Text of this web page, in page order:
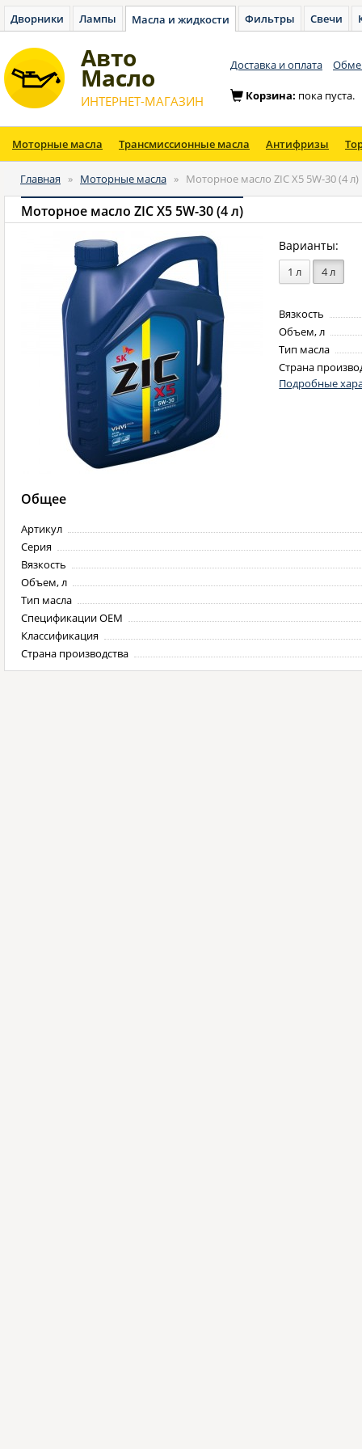
Дворники Лампы Масла и жидкости Фильтры Свечи
Авто
Масло
ИНТЕРНЕТ-МАГАЗИН
Доставка и оплата
Корзина: пока пуста.
Моторные масла Трансмиссионные масла Антифризы
Главная » Моторные масла » Моторное масло ZIC X5 5W-30 (4 л)
Моторное масло ZIC X5 5W-30 (4 л)
Варианты:
1 л 4 л
Вязкость
Объем, л
Тип масла
Страна
Подробные
Общее
Артикул
Серия
Вязкость
Объем, л
Тип масла
Спецификации OEM
Классификация
Страна производства